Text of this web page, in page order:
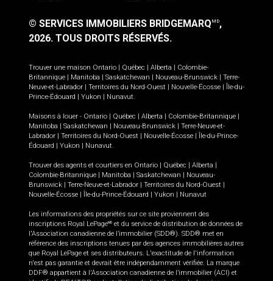
© SERVICES IMMOBILIERS BRIDGEMARQ MD,
2026. TOUS DROITS RÉSERVÉS.
Trouver une maison Ontario Québec Alberta
Colombie-
Britannique
Manitoba Saskatchewan Nouveau-Brunswick
Terre-
Neuve-et-Labrador
Territoires du Nord-Ouest Nouvelle-Écosse
Île-du-
Prince-Édouard
Yukon Nunavut.
Maisons à louer - Ontario Québec Alberta Colombie-Britannique
Manitoba
Saskatchewan Nouveau-Brunswick
Terre-Neuve-et-
Labrador
Territoires du Nord-Ouest Nouvelle-Écosse
Île-du-Prince-
Édouard
Yukon Nunavut.
Trouver des agents et courtiers en Ontario Québec Alberta
Colombie-Britannique
Manitoba Saskatchewan
Nouveau-
Brunswick
Terre-Neuve-et-Labrador Territoires du Nord-Ouest
Nouvelle-Écosse
Île-du-Prince-Édouard Yukon Nunavut
Les informations des propriétés sur ce site proviennent des
inscriptions Royal LePageMD et du service de distribution de données de
l'Association canadienne de l’immobilier (SDD®). SDD® met en
référence des inscriptions tenues par des agences immobilières autres
que Royal LePage et ses distributeurs. L'exactitude de l'information
n'est pas garantie et devrait être indépendamment vérifiée. La marque
DDF® appartient à l'Association canadienne de l’immobilier (ACI) et